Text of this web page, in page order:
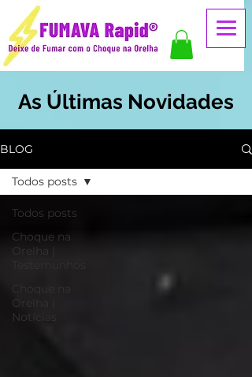
As Últimas Novidades
BLOG
Todos posts
Choque na
Orelha |
Orelha |
Notícias
Todos posts